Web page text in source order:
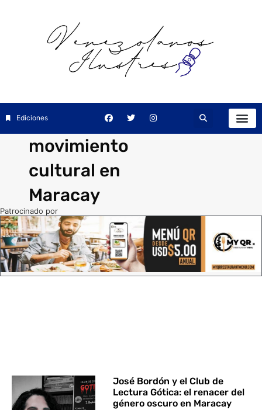
Ediciones
movimiento
cultural en
Maracay
Patrocinado por
José Bordón y el Club de
Lectura Gótica: el renacer del
género oscuro en Maracay